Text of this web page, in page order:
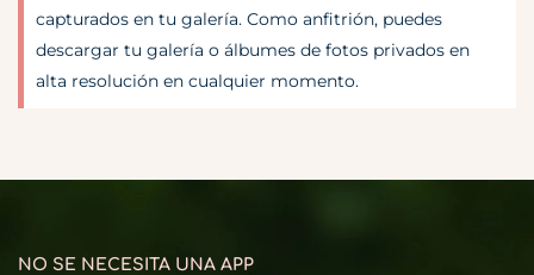
capturados en tu galería. Como anfitrión, puedes
descargar tu galería o álbumes de fotos privados en
alta resolución en cualquier momento.
NO SE NECESITA UNA APP